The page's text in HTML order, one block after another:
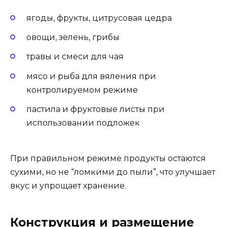
ягоды, фрукты, цитрусовая цедра
овощи, зелень, грибы
травы и смеси для чая
мясо и рыба для вяления при
контролируемом режиме
пастила и фруктовые листы при
использовании подложек
При правильном режиме продукты остаются
сухими, но не “ломкими до пыли”, что улучшает
вкус и упрощает хранение.
Конструкция и размещение